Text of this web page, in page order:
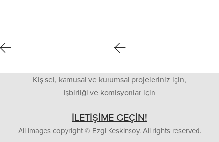
Kişisel, kamusal ve kurumsal projeleriniz için,
işbirliği ve komisyonlar için
İLETİŞİME GEÇİN!
All images copyright © Ezgi Keskinsoy. All rights reserved.